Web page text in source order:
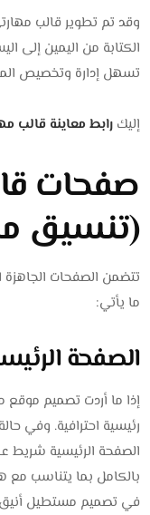
وقد تم تطوير قالب
تسهل إدارة وتخصيص
إليكرابط معاينة قالب
صفحات
(تنسيق
تتضمن الصفحات
ما يأتي:
الصفحة
إذا ما أردت تصميم
رئيسية احترافية. وفي
بالكامل بما يتناسب
في تصميم مستطيل أنيق